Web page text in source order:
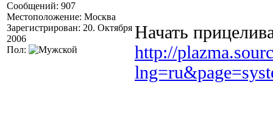
Сообщений: 907
Местоположение: Москва
Зарегистрирован: 20. Октября
2006
Пол:
Начать
http://